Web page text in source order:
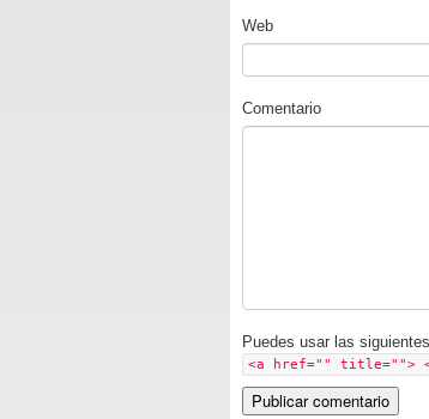
Web
Comentario
Puedes usar las
<a href="" title="">